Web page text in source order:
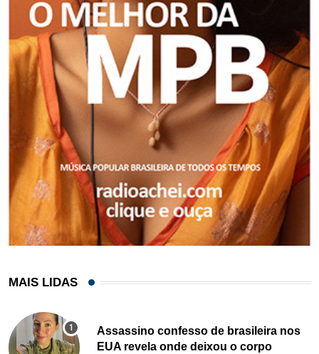
MAIS LIDAS
Assassino confesso de brasileira nos
EUA revela onde deixou o corpo